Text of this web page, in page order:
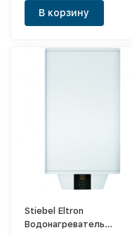
В корзину
Stiebel Eltron
Водонагреватель